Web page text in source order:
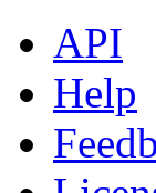
API
Help